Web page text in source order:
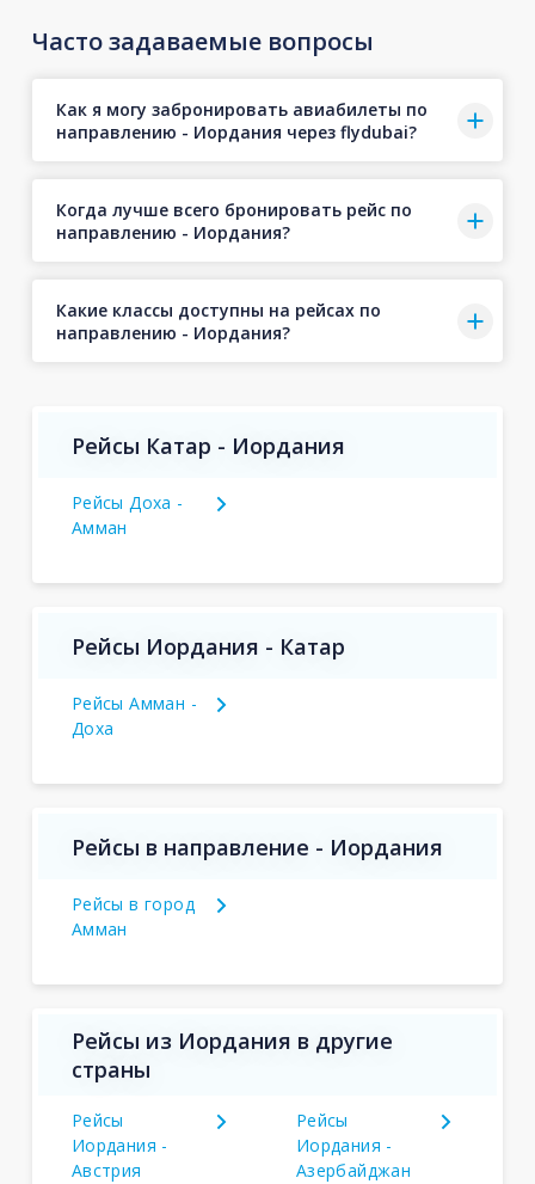
Часто задаваемые вопросы
Как я могу забронировать авиабилеты по
направлению - Иордания через flydubai?
Когда лучше всего бронировать рейс по
направлению - Иордания?
Какие классы доступны на рейсах по
направлению - Иордания?
Рейсы Катар - Иордания
Рейсы Доха -
Амман
Рейсы Иордания - Катар
Рейсы Амман -
Доха
Рейсы в направление - Иордания
Рейсы в город
Амман
Рейсы из Иордания в другие
страны
Рейсы
Иордания -
Австрия
Рейсы
Иордания -
Азербайджан